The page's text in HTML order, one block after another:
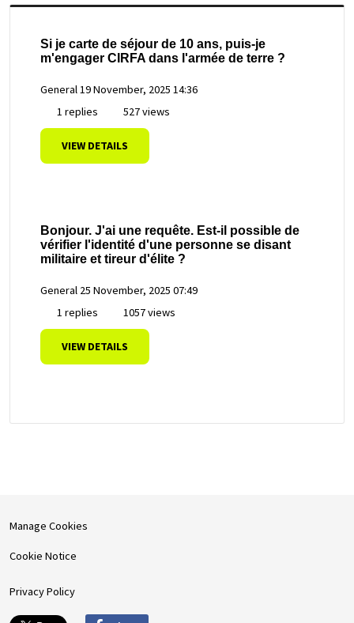
Si je carte de séjour de 10 ans, puis-je
m'engager CIRFA dans l'armée de terre ?
General19 November, 2025 14:36
1 replies
527 views
VIEW DETAILS
Bonjour. J'ai une requête. Est-il possible de
vérifier l'identité d'une personne se disant
militaire et tireur d'élite ?
General 25 November, 2025 07:49
1 replies
1057 views
VIEW DETAILS
Manage Cookies
Cookie Notice
Privacy Policy